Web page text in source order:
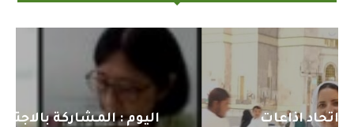
اليوم : المشاركة بالاجتماع التحضيري